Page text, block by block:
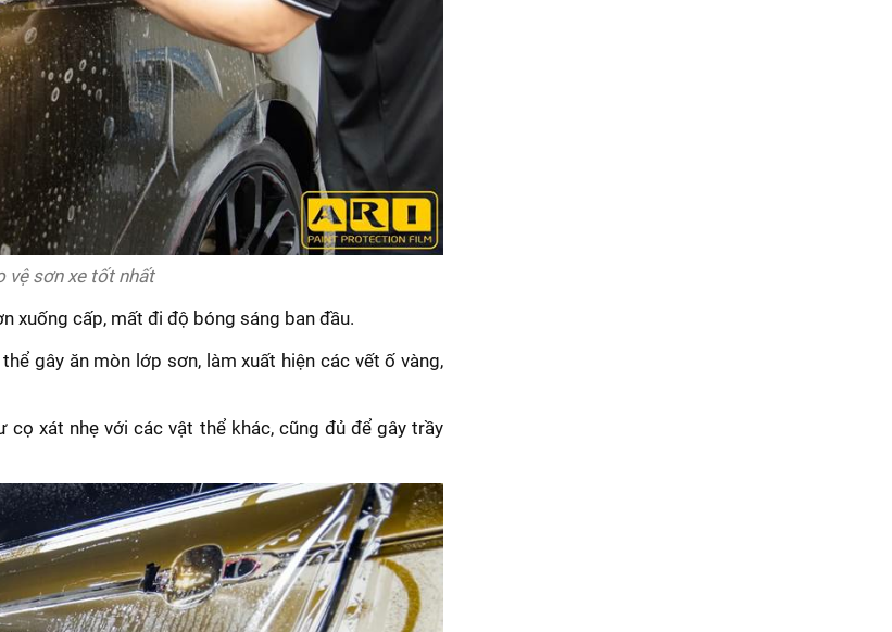
vệ sơn xe tốt nhất
xuống cấp, mất đi độ bóng sáng ban đầu.
gây ăn mòn lớp sơn, làm xuất hiện các vết ố vàng,
cọ xát nhẹ với các vật thể khác, cũng đủ để gây trầy